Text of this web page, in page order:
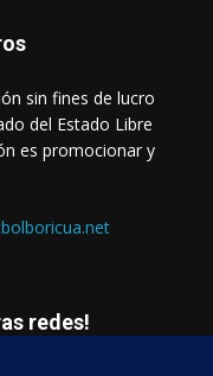
sin fines de lucro
del Estado Libre
es promocionar y
redes!